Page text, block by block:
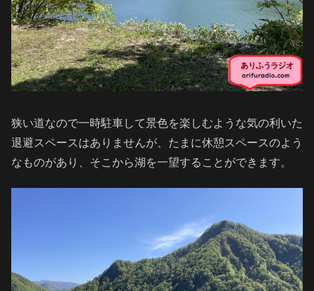
狭い道なので一時駐車して景色を楽しむような気の利いた
退避スペースはありませんが、たまに休憩スペースのよう
なものがあり、そこから湖を一望することができます。